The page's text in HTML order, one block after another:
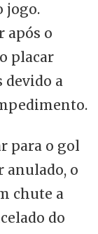
jogo.
após o
placar
a
para o gol
anulado, o
chute a
do